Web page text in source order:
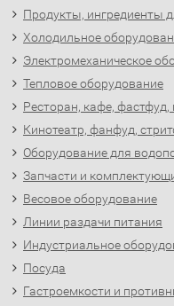
Продукты, ингредиенты
Холодильное
Электромеханическое
Тепловое оборудование
Ресторан, кафе, фастфуд,
Кинотеатр, фанфуд,
Оборудование для
Запчасти и
Весовое оборудование
Линии раздачи питания
Индустриальное
Посуда
Гастроемкости и